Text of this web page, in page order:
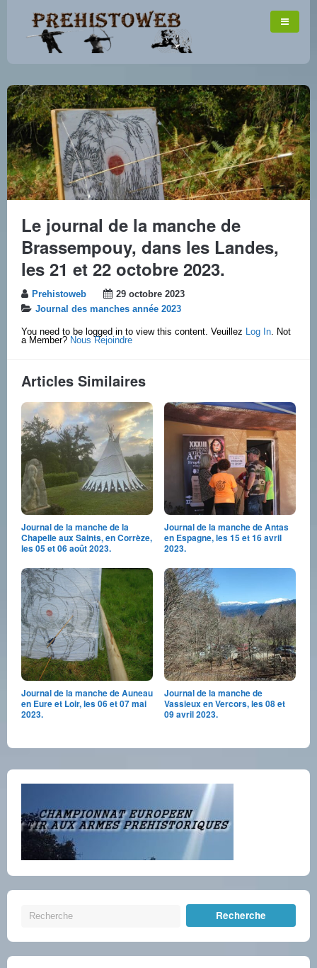
Le journal de la manche de
Brassempouy, dans les Landes,
les 21 et 22 octobre 2023.
Prehistoweb
29 octobre 2023
Journal des manches année 2023
You need to be logged in to view this content. Veuillez Log In. Not
a Member? Nous Rejoindre
Articles Similaires
Journal de la manche de la
Chapelle aux Saints, en Corrèze,
les 05 et 06 août 2023.
Journal de la manche de Antas
en Espagne, les 15 et 16 avril
2023.
Journal de la manche de Auneau
en Eure et Loir, les 06 et 07 mai
2023.
Journal de la manche de
Vassieux en Vercors, les 08 et
09 avril 2023.